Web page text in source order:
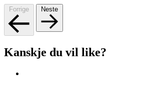
Forrige Neste
Kanskje du vil like?